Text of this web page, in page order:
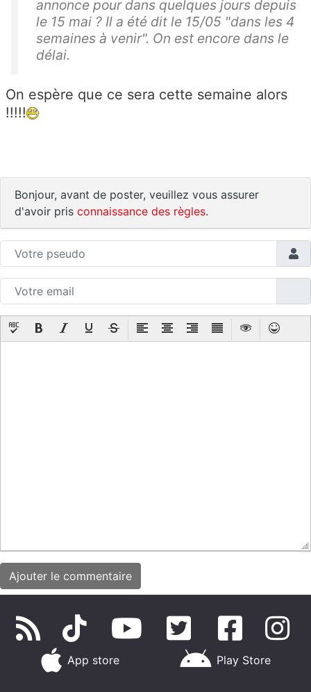
annonce pour dans quelques jours depuis
le 15 mai ? Il a été dit le 15/05 "dans les 4
semaines à venir". On est encore dans le
délai.
On espère que ce sera cette semaine alors
!!!!!
Bonjour, avant de poster, veuillez vous assurer
d'avoir pris connaissance des règles.
App store Play Store